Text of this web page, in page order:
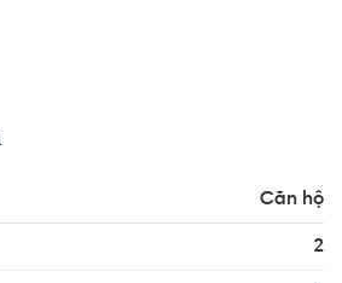
Kiệt, Nguyễn Chí Thanh, Nguyễn
Đại học Sài Gòn khoảng
Căn hộ
2